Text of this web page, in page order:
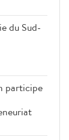
du Sud-
participe